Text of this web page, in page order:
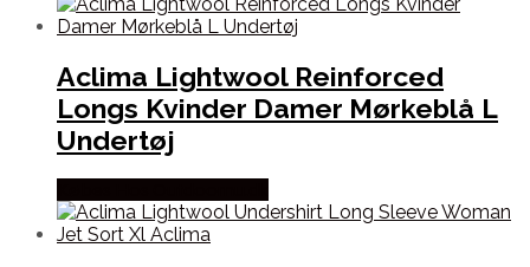
Aclima Lightwool Reinforced
Longs Kvinder Damer Mørkeblå L
Undertøj